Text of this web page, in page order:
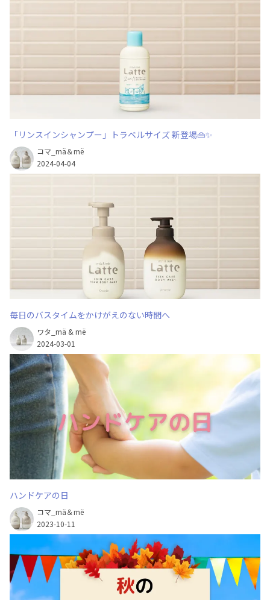
「リンスインシャンプー」トラベルサイズ 新登場👜✨
コマ_mä＆më
2024-04-04
毎日のバスタイムをかけがえのない時間へ
ワタ_mä & më
2024-03-01
ハンドケアの日
コマ_mä＆më
2023-10-11